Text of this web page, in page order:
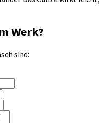
Werk?
sind: